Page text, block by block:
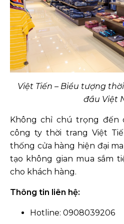
Việt Tiến – Biểu tượng
đầu Việt
Không chỉ chú trọng đến
công ty thời trang Việt
thống cửa hàng hiện đại
tạo không gian mua sắm
cho khách hàng.
Thông tin liên hệ:
Hotline: 0908039206